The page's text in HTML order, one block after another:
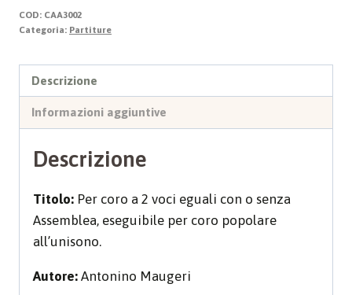
MADRE
DELLA
quantità
COD: CAA3002
Categoria: Partiture
Descrizione
Informazioni aggiuntive
Descrizione
Titolo: Per coro a 2 voci eguali con o senza
Assemblea, eseguibile per coro popolare
all’unisono.
Autore: Antonino Maugeri